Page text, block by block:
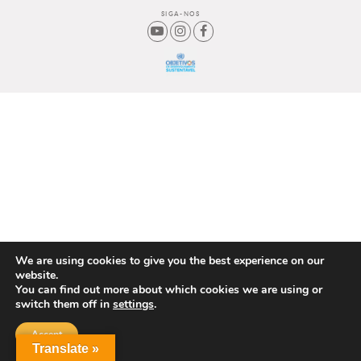
SIGA-NOS
Translate »
We are using cookies to give you the best experience on our
website.
You can find out more about which cookies we are using or
switch them off in settings.
Accept